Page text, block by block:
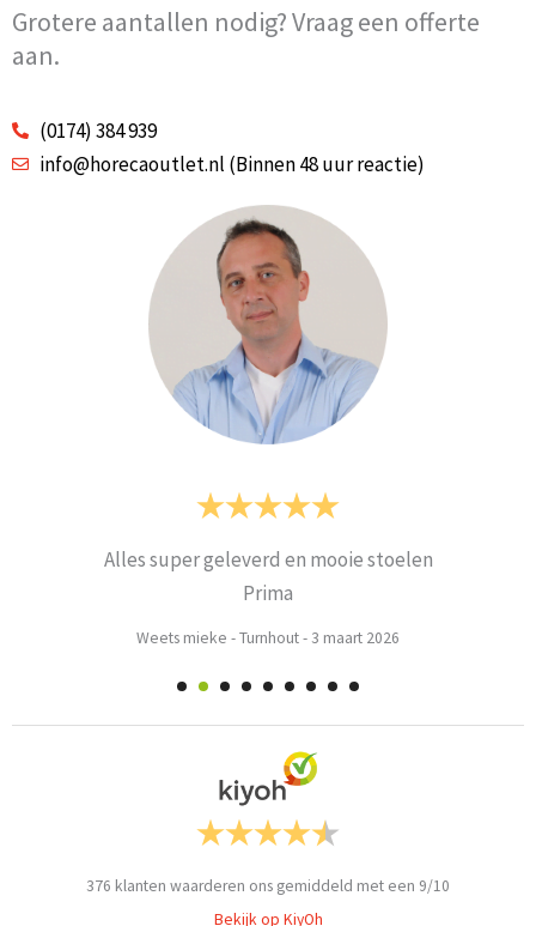
Grotere aantallen nodig? Vraag een offerte
aan.
(0174) 384 939
info@horecaoutlet.nl (Binnen 48 uur reactie)
Alles super geleverd en mooie stoelen
Prima
Weets mieke -Turnhout- 3 maart 2026
376 klanten waarderen ons gemiddeld met een 9/10
Bekijk op KiyOh